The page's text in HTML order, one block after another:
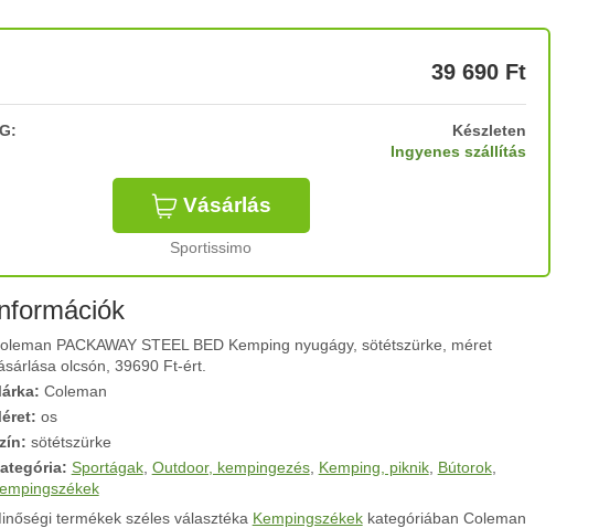
39 690 Ft
Készleten
Ingyenes szállítás
Vásárlás
Sportissimo
PACKAWAY STEEL BED Kemping nyugágy, sötétszürke, méret
olcsón, 39690 Ft-ért.
Coleman
os
sötétszürke
Sportágak, Outdoor, kempingezés, Kemping, piknik, Bútorok,
termékek széles választéka Kempingszékekkategóriában Coleman